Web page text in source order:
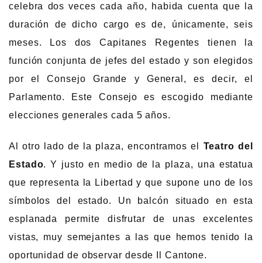
celebra dos veces cada año, habida cuenta que la
duración de dicho cargo es de, únicamente, seis
meses. Los dos Capitanes Regentes tienen la
función conjunta de jefes del estado y son elegidos
por el Consejo Grande y General, es decir, el
Parlamento. Este Consejo es escogido mediante
elecciones generales cada 5 años.
Al otro lado de la plaza, encontramos el Teatro del
Estado. Y justo en medio de la plaza, una estatua
que representa la Libertad y que supone uno de los
símbolos del estado. Un balcón situado en esta
esplanada permite disfrutar de unas excelentes
vistas, muy semejantes a las que hemos tenido la
oportunidad de observar desde Il Cantone.